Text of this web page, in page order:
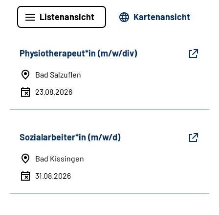
Listenansicht Kartenansicht
Physiotherapeut*in (m/w/div)
Bad Salzuflen
23.08.2026
Sozialarbeiter*in (m/w/d)
Bad Kissingen
31.08.2026